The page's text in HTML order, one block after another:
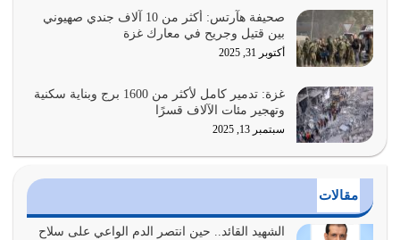
يوليو 26, 2026
أراد الله لهذه الأمة ان تكون خير امة أخرجت للناس بالنهوض
بالأمر بالمعروف والنهي عن…
يوليو 25, 2026
الدين الذي شرعه الله لا يجوز أن يخضع لآرائنا وأهوائنا
أي أمة تتفرق في الدين وتتفرق في كيانها معناه أنها أصبحت
أمة عاجزة عن النهوض…
صحيفة هآرتس: أكثر من 10 آلاف جندي صهيوني
بين قتيل وجريح في معارك غزة
أكتوبر 31, 2025
غزة: تدمير كامل لأكثر من 1600 برج وبناية سكنية
وتهجير مئات الآلاف قسرًا
سبتمبر 13, 2025
مقالات
الشهيد القائد.. حين انتصر الدم الواعي على سلاح